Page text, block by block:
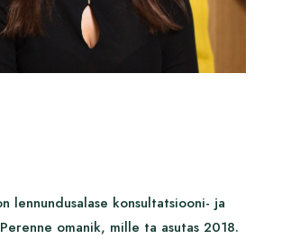
lennundusalase konsultatsiooni- ja
omanik, mille ta asutas 2018.